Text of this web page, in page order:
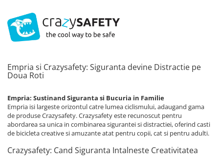
Empria si Crazysafety: Siguranta devine Distractie pe
Doua Roti
Empria: Sustinand Siguranta si Bucuria in Familie
Empria isi largeste orizontul catre lumea ciclismului, adaugand gama
de produse Crazysafety. Crazysafety este recunoscut pentru
abordarea sa unica in combinarea sigurantei si distractiei, oferind casti
de bicicleta creative si amuzante atat pentru copii, cat si pentru adulti.
Crazysafety: Cand Siguranta Intalneste Creativitatea